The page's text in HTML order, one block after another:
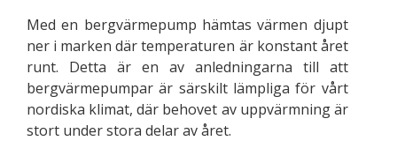
Med en bergvärmepump hämtas värmen djupt
ner i marken där temperaturen är konstant året
runt. Detta är en av anledningarna till att
bergvärmepumpar är särskilt lämpliga för vårt
nordiska klimat, där behovet av uppvärmning är
stort under stora delar av året.